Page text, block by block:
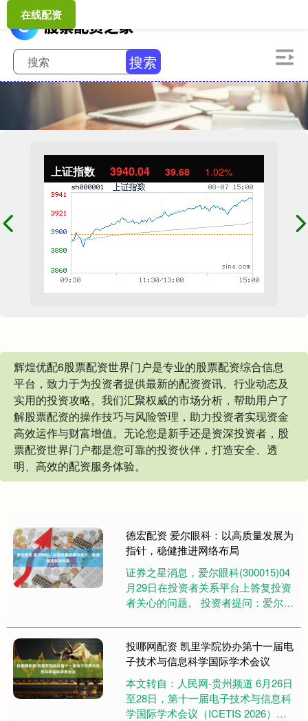
搜索
上证指数 3940.04 39.68 1.02%
辉煌优配6股票配资世界门户是专业的股票配资综合信息
平台，致力于为投资者提供最新的配资资讯、行业动态及
实用的投资攻略。我们汇聚权威的市场分析，帮助用户了
解股票配资的操作技巧与风险管理，助力投资者实现资金
高效运作与财富增值。无论您是新手还是资深投资者，股
票配资世界门户都是您可靠的投资伙伴，打造安全、透
明、高效的配资服务体验。
在线配资
德宏配资 爱尔眼科：以高质量发展为
指针，稳健推进网络布局
证券之星消息，爱尔眼科(300015)04
月29日在投资者关系平台上答复投资
者关心的问题。 投资者提问：爱尔眼
你的商誉留着散户给....
投哪网配资 凯里学院协办第十一届电
子技术与信息科学国际学术会议
本文转自：人民网-贵州频道 6月26日
至28日，第十一届电子技术与信息科
学国际学术会议（ICETIS 2026）在